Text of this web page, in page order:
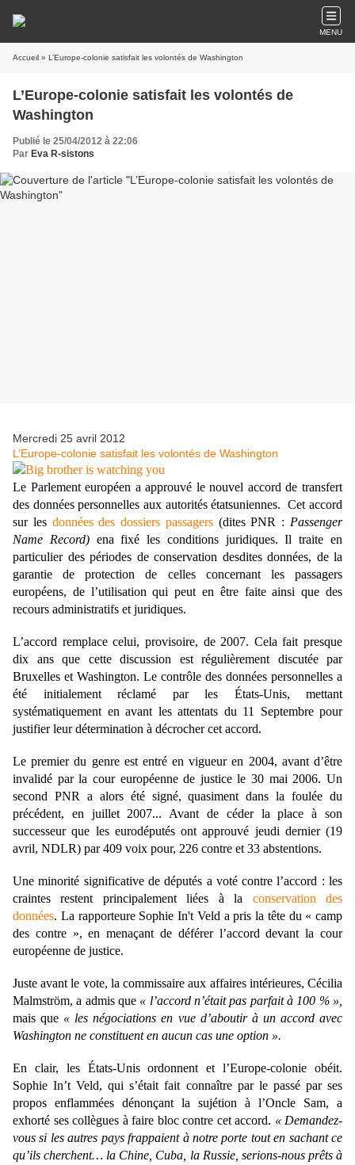
MENU
Accueil » L’Europe-colonie satisfait les volontés de Washington
L’Europe-colonie satisfait les volontés de
Washington
Publié le 25/04/2012 à 22:06
Par Eva R-sistons
Mercredi 25 avril 2012
L’Europe-colonie satisfait les volontés de Washington
Le Parlement européen a approuvé le nouvel accord de transfert
des données personnelles aux autorités étatsuniennes. Cet accord
sur les données des dossiers passagers(dites PNR : Passenger
Name Record) ena fixé les conditions juridiques. Il traite en
particulier des périodes de conservation desdites données, de la
garantie de protection de celles concernant les passagers
européens, de l’utilisation qui peut en être faite ainsi que des
recours administratifs et juridiques.
L’accord remplace celui, provisoire, de 2007. Cela fait presque
dix ans que cette discussion est régulièrement discutée par
Bruxelles et Washington. Le contrôle des données personnelles a
été initialement réclamé par les États-Unis, mettant
systématiquement en avant les attentats du 11 Septembre pour
justifier leur détermination à décrocher cet accord.
Le premier du genre est entré en vigueur en 2004, avant d’être
invalidé par la cour européenne de justice le 30 mai 2006. Un
second PNR a alors été signé, quasiment dans la foulée du
précédent, en juillet 2007... Avant de céder la place à son
successeur que les eurodéputés ont approuvé jeudi dernier (19
avril, NDLR) par 409 voix pour, 226 contre et 33 abstentions.
Une minorité significative de députés a voté contre l’accord : les
craintes restent principalement liées à la conservation des
données. La rapporteure Sophie In't Veld a pris la tête du « camp
des contre », en menaçant de déférer l’accord devant la cour
européenne de justice.
Juste avant le vote, la commissaire aux affaires intérieures, Cécilia
Malmström, a admis que « l’accord n’était pas parfait à 100 % »,
mais que « les négociations en vue d’aboutir à un accord avec
Washington ne constituent en aucun cas une option ».
En clair, les États-Unis ordonnent et l’Europe-colonie obéit.
Sophie In’t Veld, qui s’était fait connaître par le passé par ses
propos enflammées dénonçant la sujétion à l’Oncle Sam, a
exhorté ses collègues à faire bloc contre cet accord. « Demandez-
vous si les autres pays frappaient à notre porte tout en sachant ce
qu’ils cherchent… la Chine, Cuba, la Russie, serions-nous prêts à